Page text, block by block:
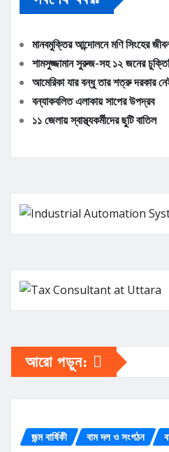
মানবমুক্তির আন্দোলনে মণি সিংহের
শামসুজ্জামান সুরুজ-সহ ১২ জনের
আমেরিকা যার বন্ধু তার শত্রু দরকার
বন্যাকবলিত এলাকায় সাপের উপদ্রব
১১ জেলায় স্বাস্থ্যকর্মীদের ছুটি বাতিল
আরো পড়ুন:
জন্ম বার্ষিকী বাম দল ও সংগঠন